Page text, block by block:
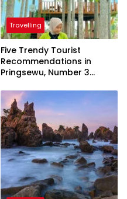
Travelling
Five Trendy Tourist
Recommendations in
Pringsewu, Number 3
President